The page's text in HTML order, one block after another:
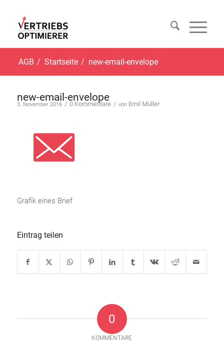
AGB / Startseite / new-email-envelope
new-email-envelope
3. November 2016 / 0 Kommentare / von Emil Müller
Grafik eines Brief
Eintrag teilen
0
KOMMENTARE